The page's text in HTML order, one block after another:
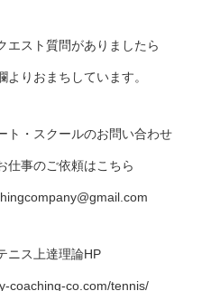
エスト質問がありましたら
よりおまちしています。
ト・スクールのお問い合わせ
仕事のご依頼はこちら
ニス上達理論HP
coaching-co.com/tennis/